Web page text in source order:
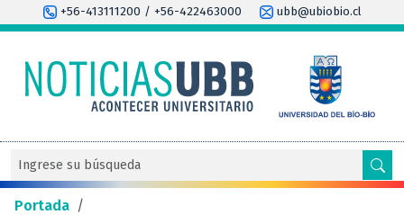
+56-413111200 / +56-422463000 ubb@ubiobio.cl
Portada /